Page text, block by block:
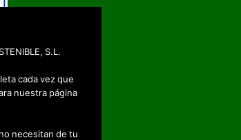
S.L.
cada vez que
nuestra página
necesitan de tu